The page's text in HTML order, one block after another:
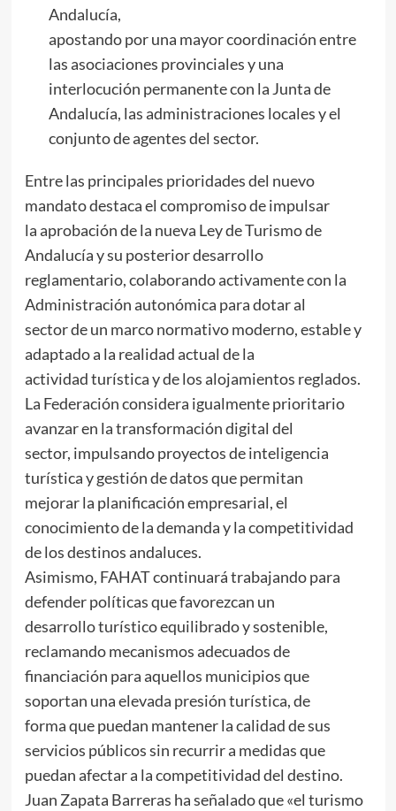
Andalucía,
apostando por una mayor coordinación entre
las asociaciones provinciales y una
interlocución permanente con la Junta de
Andalucía, las administraciones locales y el
conjunto de agentes del sector.
Entre las principales prioridades del nuevo
mandato destaca el compromiso de impulsar
la aprobación de la nueva Ley de Turismo de
Andalucía y su posterior desarrollo
reglamentario, colaborando activamente con la
Administración autonómica para dotar al
sector de un marco normativo moderno, estable y
adaptado a la realidad actual de la
actividad turística y de los alojamientos reglados.
La Federación considera igualmente prioritario
avanzar en la transformación digital del
sector, impulsando proyectos de inteligencia
turística y gestión de datos que permitan
mejorar la planificación empresarial, el
conocimiento de la demanda y la competitividad
de los destinos andaluces.
Asimismo, FAHAT continuará trabajando para
defender políticas que favorezcan un
desarrollo turístico equilibrado y sostenible,
reclamando mecanismos adecuados de
financiación para aquellos municipios que
soportan una elevada presión turística, de
forma que puedan mantener la calidad de sus
servicios públicos sin recurrir a medidas que
puedan afectar a la competitividad del destino.
Juan Zapata Barreras ha señalado que «el turismo